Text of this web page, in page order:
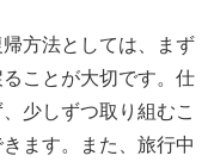
方法としては、まず
ことが大切です。仕
少しずつ取り組むこ
ます。また、旅行中